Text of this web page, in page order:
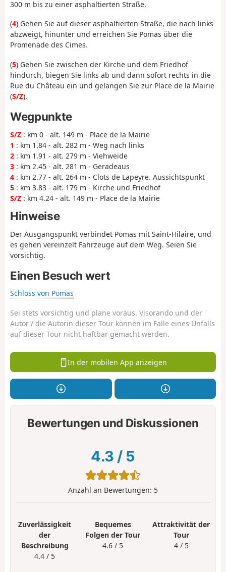
300 m bis zu einer asphaltierten Straße.
(4) Gehen Sie auf dieser asphaltierten Straße, die nach links
abzweigt, hinunter und erreichen Sie Pomas über die
Promenade des Cimes.
(5) Gehen Sie zwischen der Kirche und dem Friedhof
hindurch, biegen Sie links ab und dann sofort rechts in die
Rue du Château ein und gelangen Sie zur Place de la Mairie
(S/Z).
Wegpunkte
S/Z : km 0 - alt. 149 m - Place de la Mairie
1 : km 1.84 - alt. 282 m - Weg nach links
2 : km 1.91 - alt. 279 m - Viehweide
3 : km 2.45 - alt. 281 m - Geradeaus
4 : km 2.77 - alt. 264 m - Clots de Lapeyre. Aussichtspunkt
5 : km 3.83 - alt. 179 m - Kirche und Friedhof
S/Z : km 4.24 - alt. 149 m - Place de la Mairie
Hinweise
Der Ausgangspunkt verbindet Pomas mit Saint-Hilaire, und
es gehen vereinzelt Fahrzeuge auf dem Weg. Seien Sie
vorsichtig.
Einen Besuch wert
Schloss von Pomas
Sei stets vorsichtig und plane voraus. Visorando und der
Autor / die Autorin dieser Tour können im Falle eines Unfalls
auf dieser Tour nicht haftbar gemacht werden.
In der mobilen App anzeigen
Bewertungen und Diskussionen
4.3 / 5
Anzahl an Bewertungen: 5
Zuverlässigkeit
der
Beschreibung
4.4 / 5
Bequemes
Folgen der Tour
4.6 / 5
Attraktivität der
Tour
4 / 5